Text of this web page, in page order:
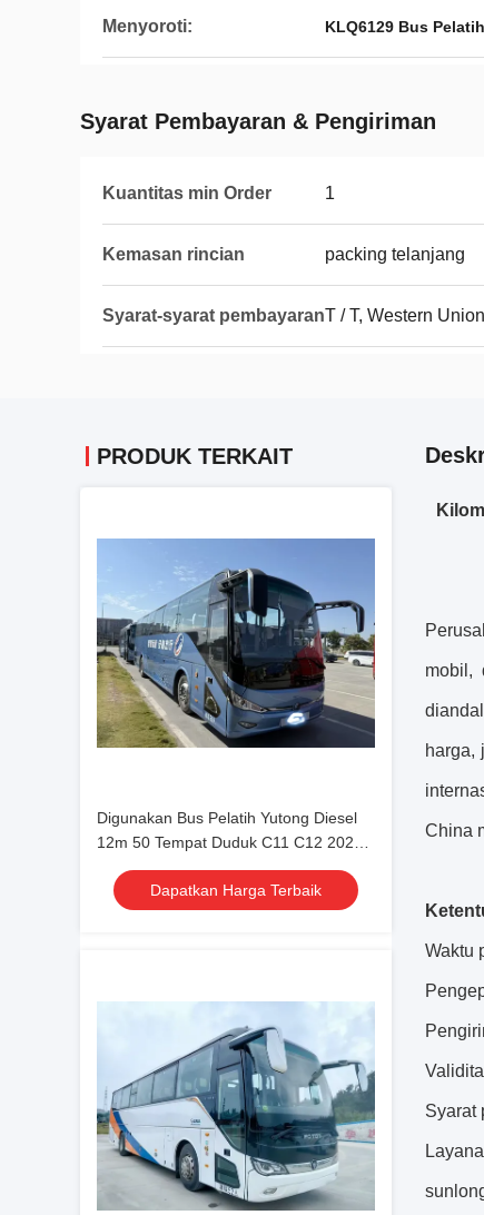
Menyoroti: KLQ6129 Bus
Syarat Pembayaran & Pengiriman
Kuantitas min Order 1
Kemasan rincian packing telanjang
Syarat-syarat pembayaranT / T, Western
PRODUK TERKAIT
Digunakan Bus Pelatih Yutong Diesel
12m 50 Tempat Duduk C11 C12 2023
Mesin Weichai Bus Antar Kota Tur
RHD/LHDDapatkan Harga Terbaik
mobil,
harga,
China
Waktu
Syarat